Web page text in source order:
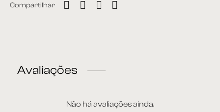
Compartilhar
Avaliações
Não há avaliações ainda.